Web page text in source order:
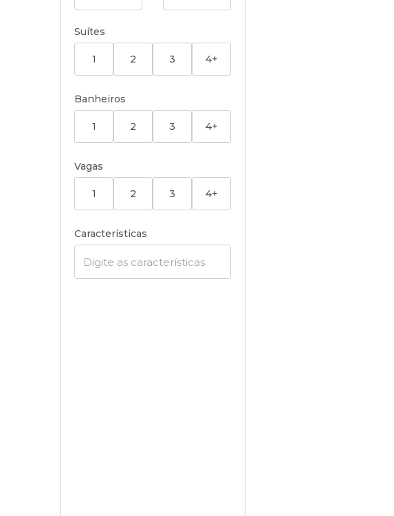
Suítes
1 2 3 4+
Banheiros
1 2 3 4+
Vagas
1 2 3 4+
Características